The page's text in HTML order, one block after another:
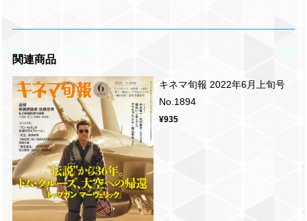
関連商品
キネマ旬報 2022年6月上旬号
No.1894
¥935